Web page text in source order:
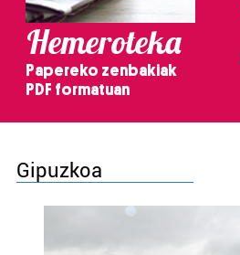
Hemeroteka
Papereko zenbakiak
PDF formatuan
Gipuzkoa